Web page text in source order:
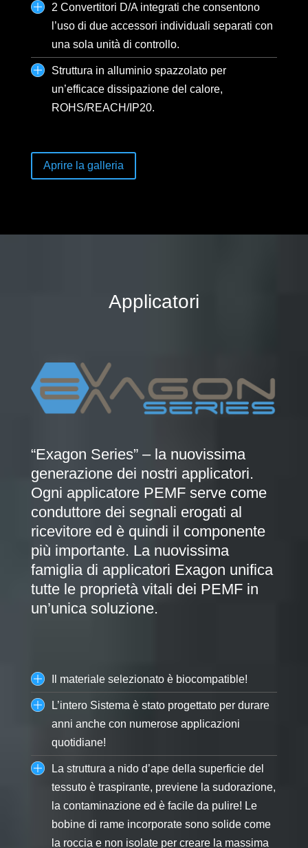
2 Convertitori D/A integrati che consentono
l’uso di due accessori individuali separati con
una sola unità di controllo.
Struttura in alluminio spazzolato per
un’efficace dissipazione del calore,
ROHS/REACH/IP20.
Aprire la galleria
Applicatori
“Exagon Series” – la nuovissima
generazione dei nostri applicatori.
Ogni applicatore PEMF serve come
conduttore dei segnali erogati al
ricevitore ed è quindi il componente
più importante. La nuovissima
famiglia di applicatori Exagon unifica
tutte le proprietà vitali dei PEMF in
un’unica soluzione.
Il materiale selezionato è biocompatible!
L’intero Sistema è stato progettato per durare
anni anche con numerose applicazioni
quotidiane!
La struttura a nido d’ape della superficie del
tessuto è traspirante, previene la sudorazione,
la contaminazione ed è facile da pulire! Le
bobine di rame incorporate sono solide come
la roccia e non isolate per creare la massima